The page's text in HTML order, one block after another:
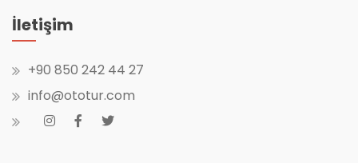
İletişim
+90 850 242 44 27
info@ototur.com